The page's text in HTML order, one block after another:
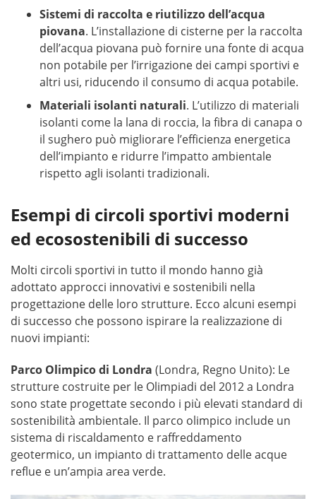
Sistemi di raccolta e riutilizzo dell’acqua
piovana. L’installazione di cisterne per la raccolta
dell’acqua piovana può fornire una fonte di acqua
non potabile per l’irrigazione dei campi sportivi e
altri usi, riducendo il consumo di acqua potabile.
Materiali isolanti naturali. L’utilizzo di materiali
isolanti come la lana di roccia, la fibra di canapa o
il sughero può migliorare l’efficienza energetica
dell’impianto e ridurre l’impatto ambientale
rispetto agli isolanti tradizionali.
Esempi di circoli sportivi moderni
ed ecosostenibili di successo
Molti circoli sportivi in tutto il mondo hanno già
adottato approcci innovativi e sostenibili nella
progettazione delle loro strutture. Ecco alcuni esempi
di successo che possono ispirare la realizzazione di
nuovi impianti:
Parco Olimpico di Londra (Londra, Regno Unito): Le
strutture costruite per le Olimpiadi del 2012 a Londra
sono state progettate secondo i più elevati standard di
sostenibilità ambientale. Il parco olimpico include un
sistema di riscaldamento e raffreddamento
geotermico, un impianto di trattamento delle acque
reflue e un’ampia area verde.